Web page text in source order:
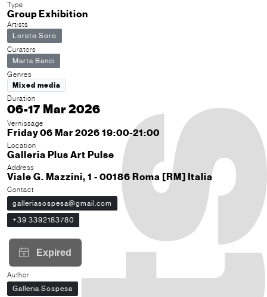
Type
Group Exhibition
Artists
Loreto Soro
Curators
Marta Banci
Genres
Mixed media
Duration
06-17 Mar 2026
Vernissage
Friday 06 Mar 2026 19:00-21:00
Location
Galleria Plus Art Pulse
Address
Viale G. Mazzini, 1 - 00186 Roma [RM] Italia
Contact
galleriasospesa@gmail.com
+39 3392183780
Author
Galleria Sospesa